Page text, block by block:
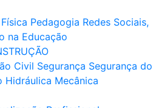
Pedagogia Redes Sociais,
na Educação
Civil Segurança Segurança do
Hidráulica Mecânica